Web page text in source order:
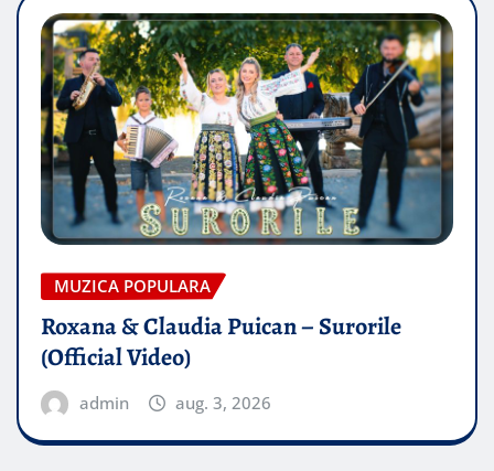
MUZICA POPULARA
Roxana & Claudia Puican – Surorile
(Official Video)
admin aug. 3, 2026